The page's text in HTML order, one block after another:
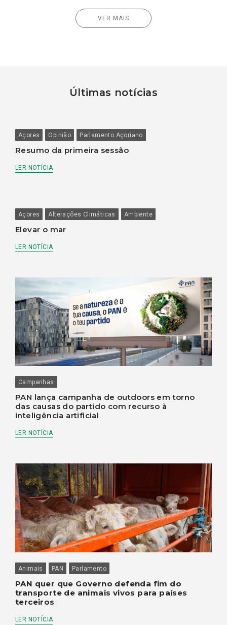
VER MAIS
Últimas notícias
Açores Opinião Parlamento Açoriano
Resumo da primeira sessão
LER NOTÍCIA
Açores Alterações Climáticas Ambiente
Elevar o mar
LER NOTÍCIA
Campanhas
PAN lança campanha de outdoors em torno
das causas do partido com recurso à
inteligência artificial
LER NOTÍCIA
Animais PAN Parlamento
PAN quer que Governo defenda fim do
transporte de animais vivos para países
terceiros
LER NOTÍCIA